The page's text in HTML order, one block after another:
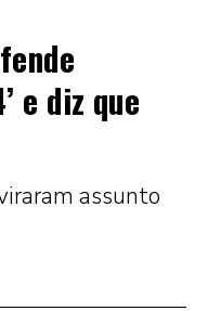
e diz que
assunto